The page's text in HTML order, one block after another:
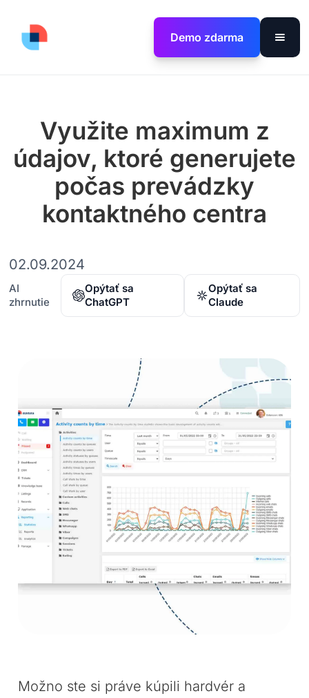
Demo zdarma
Využite maximum z
údajov, ktoré generujete
počas prevádzky
kontaktného centra
02.09.2024
AI
zhrnutie
Opýtať sa
ChatGPT
Opýtať sa
Claude
Možno ste si práve kúpili hardvér a